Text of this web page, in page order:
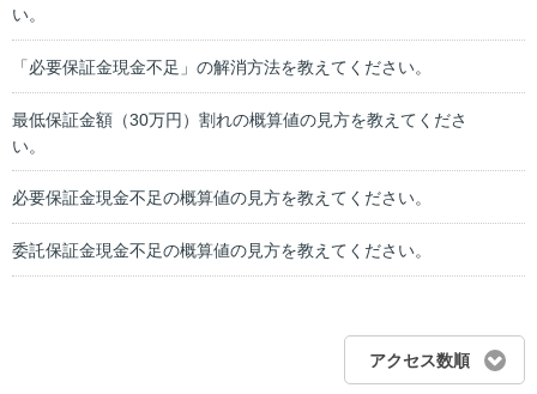
い。
「必要保証金現金不足」の解消方法を教えてください。
最低保証金額（30万円）割れの概算値の見方を教えてくださ
い。
必要保証金現金不足の概算値の見方を教えてください。
委託保証金現金不足の概算値の見方を教えてください。
アクセス数順